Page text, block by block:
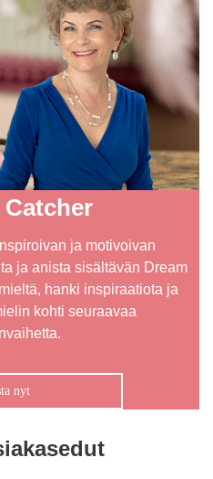
Catcher
ja motivoivan
ja anista sisältävän Dream
hanki inspiraatiota ja
kohti seuraavaa
nyt